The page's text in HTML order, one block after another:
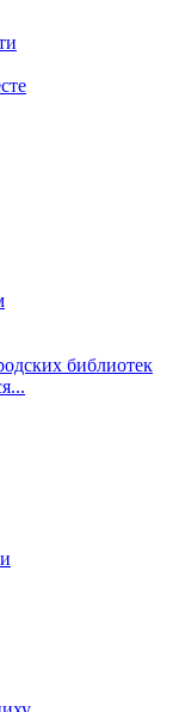
библиотек